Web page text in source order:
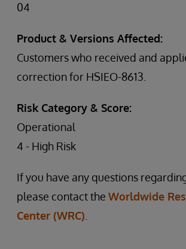
04
Product & Versions Affected:
Customers who received and
correction for HSIEO-8613.
Risk Category & Score:
Operational
4 - High Risk
If you have any questions
please contact the Worldwide
Center (WRC)